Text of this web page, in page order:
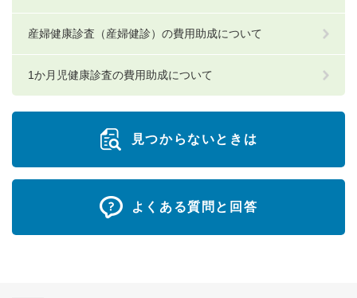
産婦健康診査（産婦健診）の費用助成について
1か月児健康診査の費用助成について
見つからないときは
よくある質問と回答